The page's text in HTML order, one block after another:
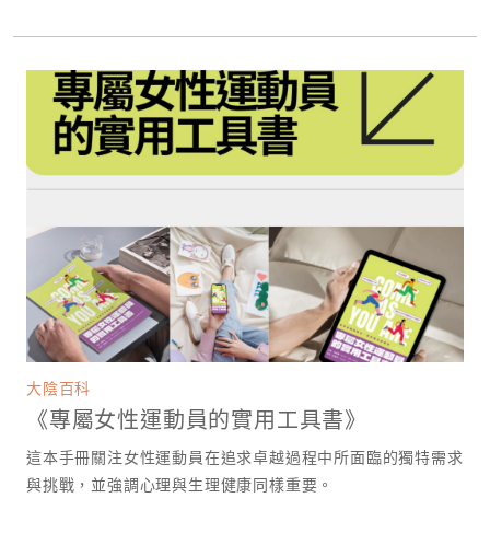
大陰百科
《專屬女性運動員的實用工具書》
這本手冊關注女性運動員在追求卓越過程中所面臨的獨特需求
與挑戰，並強調心理與生理健康同樣重要。